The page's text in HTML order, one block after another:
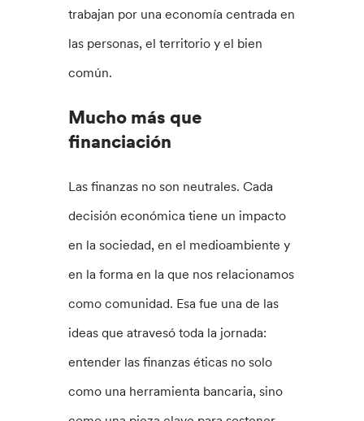
trabajan por una economía centrada en
las personas, el territorio y el bien
común.
Mucho más que
financiación
Las finanzas no son neutrales. Cada
decisión económica tiene un impacto
en la sociedad, en el medioambiente y
en la forma en la que nos relacionamos
como comunidad. Esa fue una de las
ideas que atravesó toda la jornada:
entender las finanzas éticas no solo
como una herramienta bancaria, sino